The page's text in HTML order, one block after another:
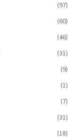
(97)
(60)
(46)
(31)
(9)
(1)
(7)
(31)
(18)